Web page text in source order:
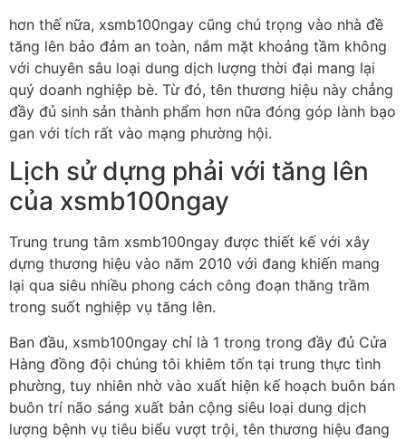
hơn thế nữa, xsmb100ngay cũng chú trọng vào nhà đề
tăng lên bảo đảm an toàn, nắm mặt khoảng tầm không
với chuyên sâu loại dung dịch lượng thời đại mang lại
quý doanh nghiệp bè. Từ đó, tên thương hiệu này chẳng
đầy đủ sinh sản thành phẩm hơn nữa đóng góp lành bạo
gan với tích rất vào mạng phường hội.
Lịch sử dựng phải với tăng lên
của xsmb100ngay
Trung trung tâm xsmb100ngay được thiết kế với xây
dựng thương hiệu vào năm 2010 với đang khiến mang
lại qua siêu nhiều phong cách công đoạn thăng trầm
trong suốt nghiệp vụ tăng lên.
Ban đầu, xsmb100ngay chỉ là 1 trong trong đầy đủ Cửa
Hàng đồng đội chúng tôi khiêm tốn tại trung thực tình
phường, tuy nhiên nhờ vào xuất hiện kế hoạch buôn bán
buôn trí não sáng xuất bản cộng siêu loại dung dịch
lượng bệnh vụ tiêu biểu vượt trội, tên thương hiệu đang